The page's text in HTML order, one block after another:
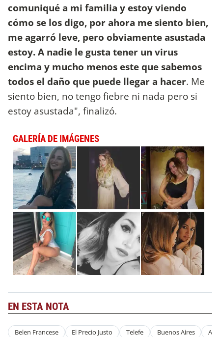
comuniqué a mi familia y estoy viendo
cómo se los digo, por ahora me siento bien,
me agarró leve, pero obviamente asustada
estoy. A nadie le gusta tener un virus
encima y mucho menos este que sabemos
todos el daño que puede llegar a hacer. Me
siento bien, no tengo fiebre ni nada pero si
estoy asustada", finalizó.
GALERÍA DE IMÁGENES
EN ESTA NOTA
Belen Francese El Precio Justo Telefe Buenos Aires